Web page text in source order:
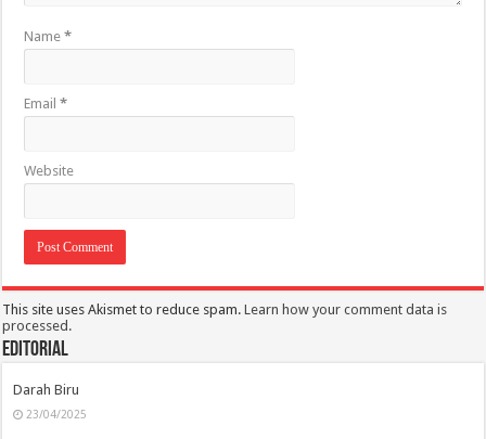
Name*
Email*
Website
This site uses Akismet to reduce spam.Learn how your comment data is
processed.
Editorial
Darah Biru
23/04/2025